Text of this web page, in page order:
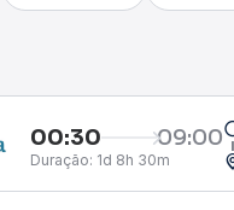
00:30 09:00
Duração: 1d 8h 30m